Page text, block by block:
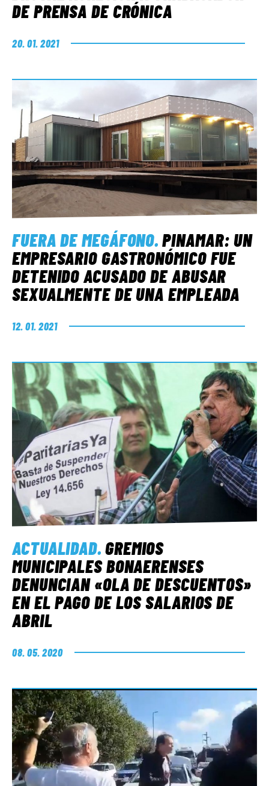
DE PRENSA DE CRÓNICA
20. 01. 2021
FUERA DE MEGÁFONO. PINAMAR: UN
EMPRESARIO GASTRONÓMICO FUE
DETENIDO ACUSADO DE ABUSAR
SEXUALMENTE DE UNA EMPLEADA
12. 01. 2021
ACTUALIDAD.GREMIOS
MUNICIPALES BONAERENSES
DENUNCIAN «OLA DE DESCUENTOS»
EN EL PAGO DE LOS SALARIOS DE
ABRIL
08. 05. 2020